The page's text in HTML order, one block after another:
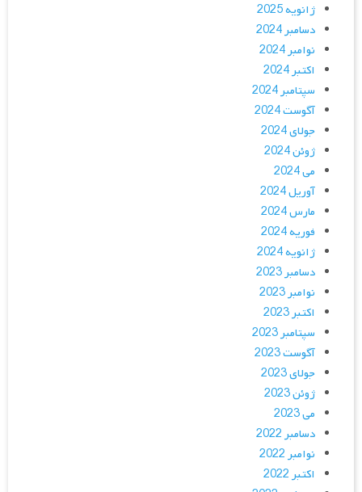
ژانویه 2025
دسامبر 2024
نوامبر 2024
اکتبر 2024
سپتامبر 2024
آگوست 2024
جولای 2024
ژوئن 2024
می 2024
آوریل 2024
مارس 2024
فوریه 2024
ژانویه 2024
دسامبر 2023
نوامبر 2023
اکتبر 2023
سپتامبر 2023
آگوست 2023
جولای 2023
ژوئن 2023
می 2023
دسامبر 2022
نوامبر 2022
اکتبر 2022